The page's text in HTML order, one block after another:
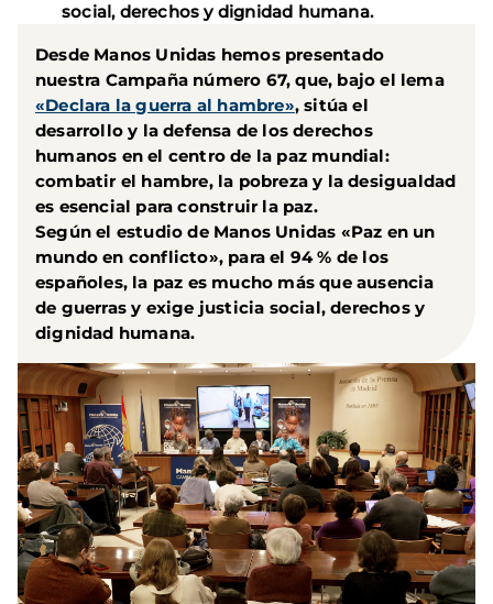
social, derechos y dignidad humana.
Desde Manos Unidas hemos presentado
nuestra Campaña número 67, que, bajo el lema
«Declara la guerra al hambre», sitúa el
desarrollo y la defensa de los derechos
humanos en el centro de la paz mundial:
combatir el hambre, la pobreza y la desigualdad
es esencial para construir la paz.
Según el estudio de Manos Unidas «Paz en un
mundo en conflicto», para el 94 % de los
españoles, la paz es mucho más que ausencia
de guerras y exige justicia social, derechos y
dignidad humana.